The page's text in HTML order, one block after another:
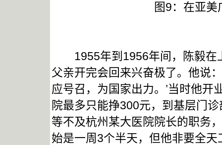
图9：在亚
1955年到1956年间，陈毅在
父亲开完会回来兴奋极了。他说
应号召，为国家出力。’当时他
院最多只能挣300元，到基层门
等不及杭州某大医院院长的职务
始是一周3个半天，但他非要全